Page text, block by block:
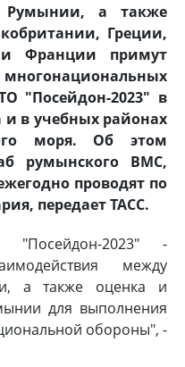
Румынии, а также
Греции,
Франции примут
"Посейдон-2023" в
и в учебных районах
моря. Об этом
румынского ВМС,
проводят по
передает ТАСС.
"Посейдон-2023" -
между
а также оценка и
для выполнения
обороны", -